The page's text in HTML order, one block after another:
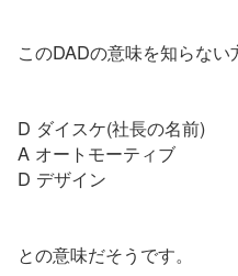
このDADの意味を知らない
D ダイスケ(社長の名前)
A オートモーティブ
D デザイン
との意味だそうです。